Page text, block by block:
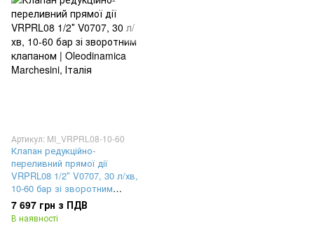
Артикул: MI_VRPRL08-10-60
Клапан редукційно-
переливний прямої дії
VRPRL08 1/2″ V0707, 30 л/хв,
10-60 бар зі зворотним
клапаном | Oleodinamica
Marchesini, Італія
7 697 грн з ПДВ
В наявності